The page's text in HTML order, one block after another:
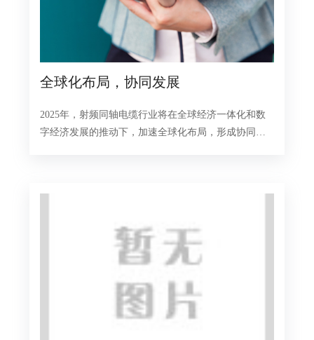
全球化布局，协同发展
2025年，射频同轴电缆行业将在全球经济一体化和数
字经济发展的推动下，加速全球化布局，形成协同发